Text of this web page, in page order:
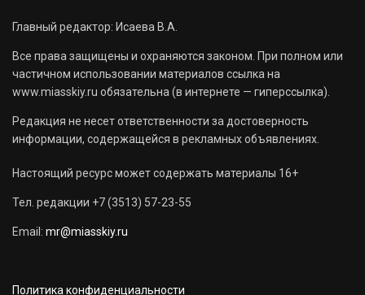
Главный редактор: Исаева В.А.
Все права защищены и охраняются законом. При полном или
частичном использовании материалов ссылка на
www.miasskiy.ru обязательна (в интернете — гиперссылка).
Редакция не несет ответственности за достоверность
информации, содержащейся в рекламных объявлениях.
Настоящий ресурс может содержать материалы 16+
Тел. редакции +7 (3513) 57-23-55
Email: mr@miasskiy.ru
Политика конфиденциальности